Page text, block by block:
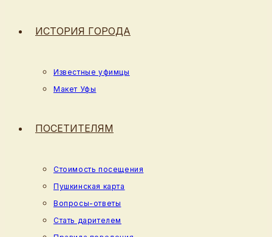
ИСТОРИЯ ГОРОДА
Известные уфимцы
Макет Уфы
ПОСЕТИТЕЛЯМ
Стоимость посещения
Пушкинская карта
Вопросы-ответы
Стать дарителем